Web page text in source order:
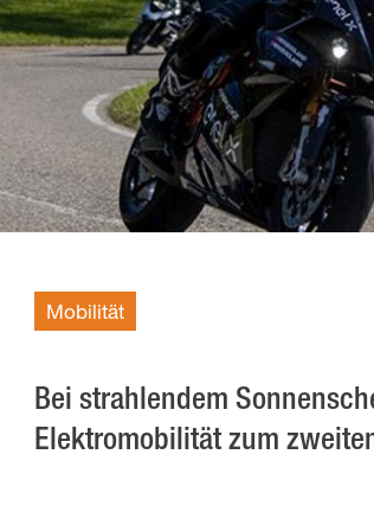
Mobilität
Bei strahlendem
Elektromobilität zum